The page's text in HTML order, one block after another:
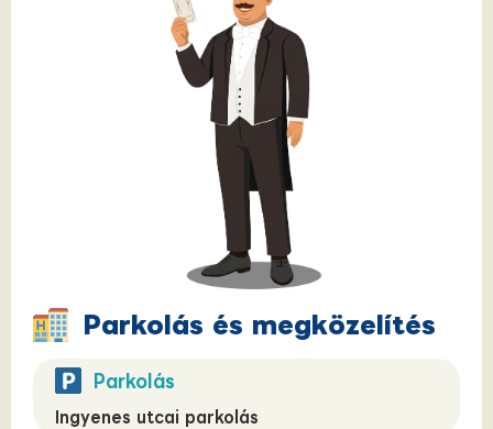
Parkolás és megközelítés
Parkolás
Ingyenes utcai parkolás